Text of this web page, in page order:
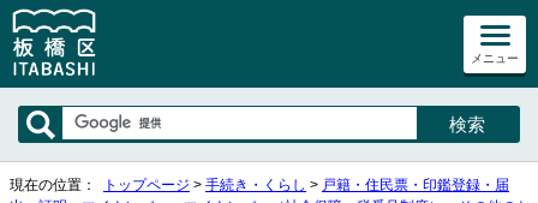
メニュー
現在の位置： トップページ > 手続き・くらし > 戸籍・住民票・印鑑登録・届